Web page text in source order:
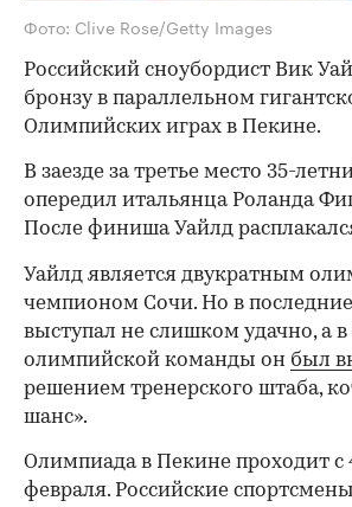
Фото: Clive Rose/Getty Images
Российский сноубордист Вик
бронзу в параллельном
Олимпийских играх в Пекине.
В заезде за третье место 35-
опередил итальянца Роланда
После финиша Уайлд
Уайлд является двукратным
чемпионом Сочи. Но в
выступал не слишком удачно, а в
олимпийской команды он был
решением тренерского штаба,
шанс».
Олимпиада в Пекине проходит с
февраля. Российские